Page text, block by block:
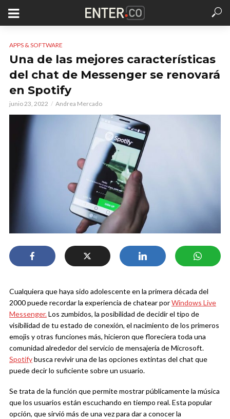
APPS & SOFTWARE
Una de las mejores características
del chat de Messenger se renovará
en Spotify
junio 23, 2022 Andrea Mercado
Cualquiera que haya sido adolescente en la primera década del
2000 puede recordar la experiencia de chatear porWindows Live
Messenger.Los zumbidos, la posibilidad de decidir el tipo de
visibilidad de tu estado de conexión, el nacimiento de los primeros
emojis y otras funciones más, hicieron que floreciera toda una
comunidad alrededor del servicio de mensajería de Microsoft.
Spotifybusca revivir una de las opciones extintas del chat que
puede decir lo suficiente sobre un usuario.
Se trata de la función que permite mostrar públicamente la música
que los usuarios están escuchando en tiempo real. Esta popular
opción, que sirvió más de una vez para dar a conocer la